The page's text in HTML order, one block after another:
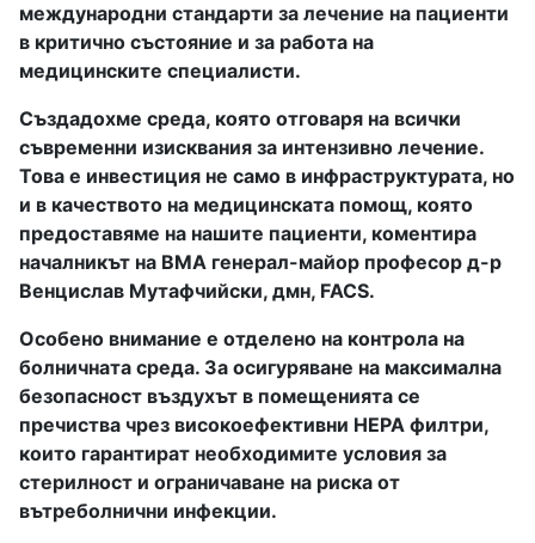
международни стандарти за лечение на пациенти
в критично състояние и за работа на
медицинските специалисти.
Създадохме среда, която отговаря на всички
съвременни изисквания за интензивно лечение.
Това е инвестиция не само в инфраструктурата, но
и в качеството на медицинската помощ, която
предоставяме на нашите пациенти, коментира
началникът на ВМА генерал-майор професор д-р
Венцислав Мутафчийски, дмн, FACS.
Особено внимание е отделено на контрола на
болничната среда. За осигуряване на максимална
безопасност въздухът в помещенията се
пречиства чрез високоефективни HEPA филтри,
които гарантират необходимите условия за
стерилност и ограничаване на риска от
вътреболнични инфекции.